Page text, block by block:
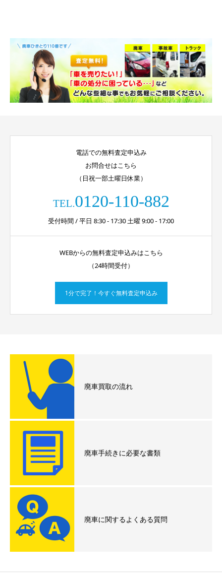
電話での無料査定申込み
お問合せはこちら
（日祝一部土曜日休業）
TEL.0120-110-882
受付時間 / 平日 8:30 - 17:30 土曜 9:00 - 17:00
WEBからの無料査定申込みはこちら
（24時間受付）
1分で完了！今すぐ無料査定申込み
廃車買取の流れ
廃車手続きに必要な書類
廃車に関するよくある質問